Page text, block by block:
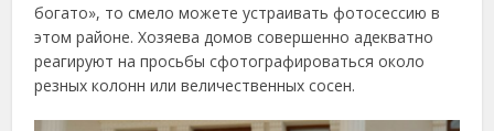
богато», то смело можете устраивать фотосессию в
этом районе. Хозяева домов совершенно адекватно
реагируют на просьбы сфотографироваться около
резных колонн или величественных сосен.